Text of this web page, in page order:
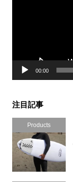
00:00
注目記事
Products